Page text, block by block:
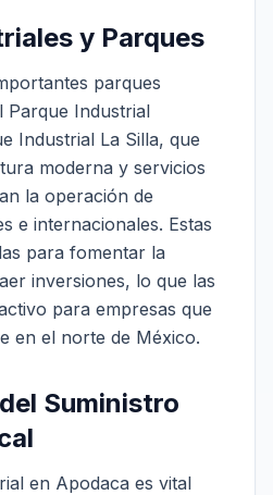
y Parques
parques
Parque Industrial
Industrial La Silla, que
moderna y servicios
la operación de
e internacionales. Estas
para fomentar la
inversiones, lo que las
para empresas que
en el norte de México.
Suministro
en Apodaca es vital